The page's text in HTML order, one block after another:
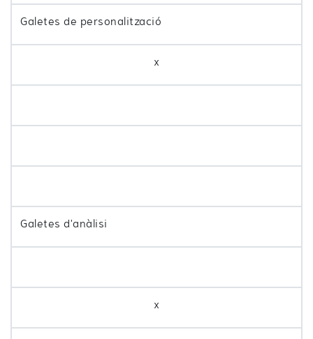
Galetes de personalització
x
Galetes d'anàlisi
x